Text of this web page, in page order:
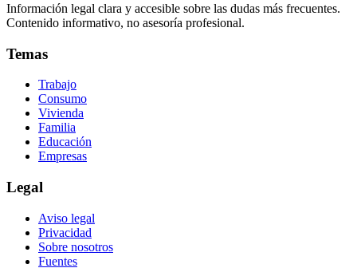
Información legal clara y accesible sobre las dudas más frecuentes.
Contenido informativo, no asesoría profesional.
Temas
Trabajo
Consumo
Vivienda
Familia
Educación
Empresas
Legal
Aviso legal
Privacidad
Sobre nosotros
Fuentes